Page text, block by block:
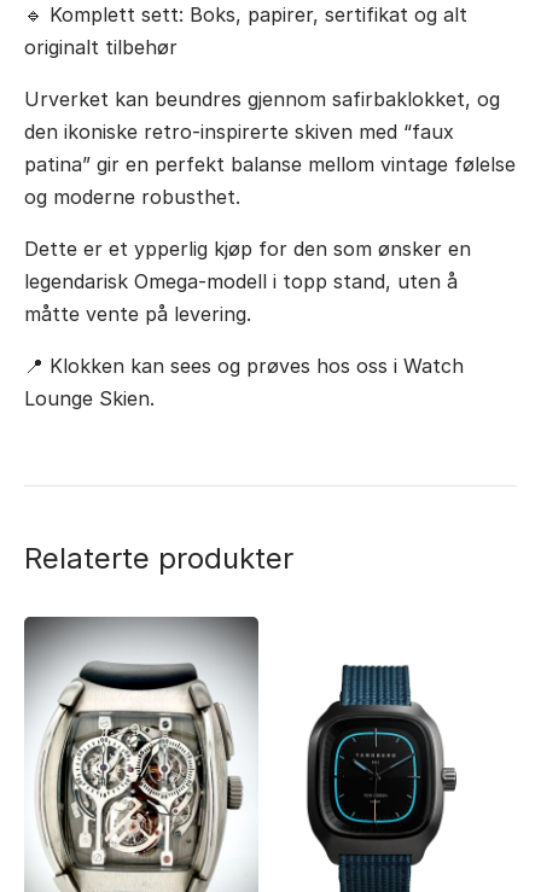
🔹 Komplett sett: Boks, papirer, sertifikat og alt
originalt tilbehør
Urverket kan beundres gjennom safirbaklokket, og
den ikoniske retro-inspirerte skiven med “faux
patina” gir en perfekt balanse mellom vintage følelse
og moderne robusthet.
Dette er et ypperlig kjøp for den som ønsker en
legendarisk Omega-modell i topp stand, uten å
måtte vente på levering.
📍 Klokken kan sees og prøves hos oss i Watch
Lounge Skien.
Relaterte produkter